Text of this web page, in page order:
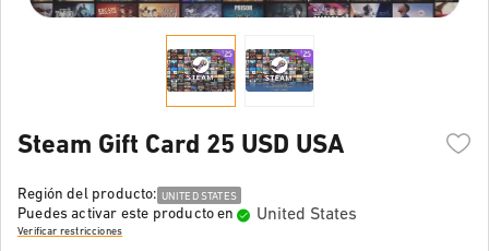
Steam Gift Card 25 USD USA
Región del producto: UNITED STATES
Puedes activar este producto en United States
Verificar restricciones